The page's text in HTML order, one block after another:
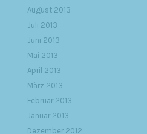
August 2013
Juli 2013
Juni 2013
Mai 2013
April 2013
März 2013
Februar 2013
Januar 2013
Dezember 2012